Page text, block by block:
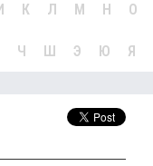
К Л М Н О
Ч Ш Э Ю Я